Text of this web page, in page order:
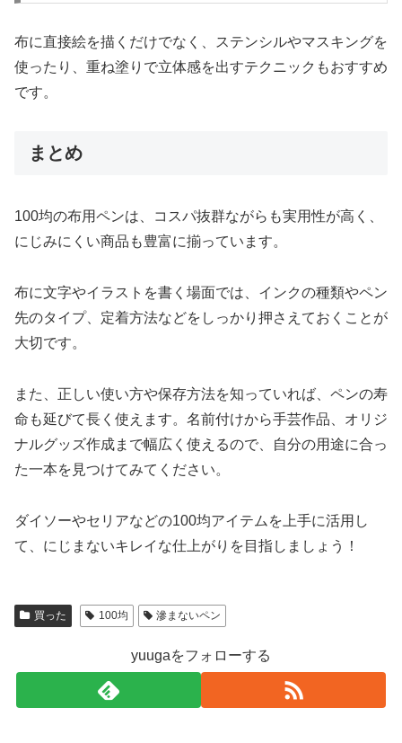
布に直接絵を描くだけでなく、ステンシルやマスキングを
使ったり、重ね塗りで立体感を出すテクニックもおすすめ
です。
まとめ
100均の布用ペンは、コスパ抜群ながらも実用性が高く、
にじみにくい商品も豊富に揃っています。
布に文字やイラストを書く場面では、インクの種類やペン
先のタイプ、定着方法などをしっかり押さえておくことが
大切です。
また、正しい使い方や保存方法を知っていれば、ペンの寿
命も延びて長く使えます。名前付けから手芸作品、オリジ
ナルグッズ作成まで幅広く使えるので、自分の用途に合っ
た一本を見つけてみてください。
ダイソーやセリアなどの100均アイテムを上手に活用し
て、にじまないキレイな仕上がりを目指しましょう！
買った 100均 滲まないペン
yuugaをフォローする